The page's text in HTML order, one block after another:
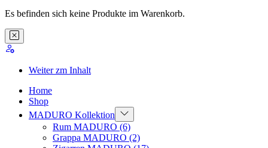
Es befinden sich keine Produkte im Warenkorb.
Weiter zm Inhalt
Home
Shop
MADURO Kollektion
Rum MADURO (6)
Grappa MADURO (2)